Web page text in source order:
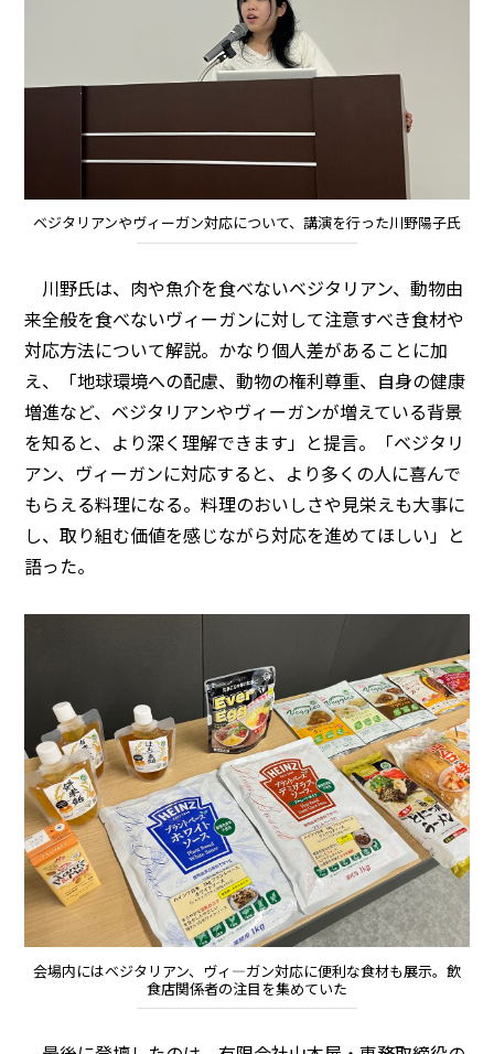
ベジタリアンやヴィーガン対応について、講演を行った川野陽子氏
川野氏は、肉や魚介を食べないベジタリアン、動物由
来全般を食べないヴィーガンに対して注意すべき食材や
対応方法について解説。かなり個人差があることに加
え、「地球環境への配慮、動物の権利尊重、自身の健康
増進など、ベジタリアンやヴィーガンが増えている背景
を知ると、より深く理解できます」と提言。「ベジタリ
アン、ヴィーガンに対応すると、より多くの人に喜んで
もらえる料理になる。料理のおいしさや見栄えも大事に
し、取り組む価値を感じながら対応を進めてほしい」と
語った。
会場内にはベジタリアン、ヴィ―ガン対応に便利な食材も展示。飲
食店関係者の注目を集めていた